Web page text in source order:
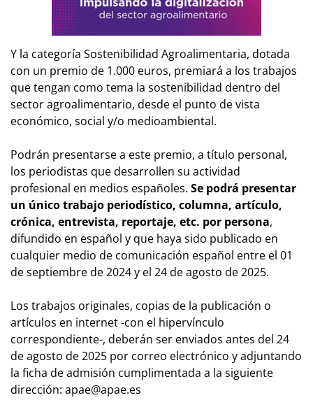
Y la categoría Sostenibilidad Agroalimentaria, dotada
con un premio de 1.000 euros, premiará a los trabajos
que tengan como tema la sostenibilidad dentro del
sector agroalimentario, desde el punto de vista
económico, social y/o medioambiental.
Podrán presentarse a este premio, a título personal,
los periodistas que desarrollen su actividad
profesional en medios españoles. Se podrá presentar
un único trabajo periodístico, columna, artículo,
crónica, entrevista, reportaje, etc. por persona,
difundido en español y que haya sido publicado en
cualquier medio de comunicación español entre el 01
de septiembre de 2024 y el 24 de agosto de 2025.
Los trabajos originales, copias de la publicación o
artículos en internet -con el hipervínculo
correspondiente-, deberán ser enviados antes del 24
de agosto de 2025 por correo electrónico y adjuntando
la ficha de admisión cumplimentada a la siguiente
dirección: apae@apae.es